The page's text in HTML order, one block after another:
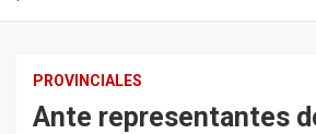
PROVINCIALES
Ante representantes